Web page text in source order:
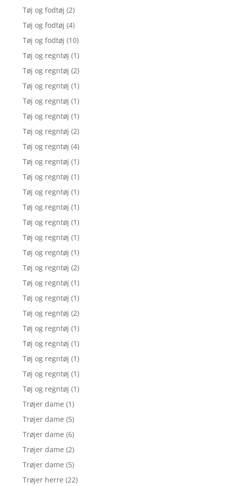
Tøj og fodtøj (2)
Tøj og fodtøj (4)
Tøj og fodtøj (10)
Tøj og regntøj (1)
Tøj og regntøj (2)
Tøj og regntøj (1)
Tøj og regntøj (1)
Tøj og regntøj (1)
Tøj og regntøj (2)
Tøj og regntøj (4)
Tøj og regntøj (1)
Tøj og regntøj (1)
Tøj og regntøj (1)
Tøj og regntøj (1)
Tøj og regntøj (1)
Tøj og regntøj (1)
Tøj og regntøj (1)
Tøj og regntøj (2)
Tøj og regntøj (1)
Tøj og regntøj (1)
Tøj og regntøj (2)
Tøj og regntøj (1)
Tøj og regntøj (1)
Tøj og regntøj (1)
Tøj og regntøj (1)
Tøj og regntøj (1)
Trøjer dame (1)
Trøjer dame (5)
Trøjer dame (6)
Trøjer dame (2)
Trøjer dame (5)
Trøjer herre (22)